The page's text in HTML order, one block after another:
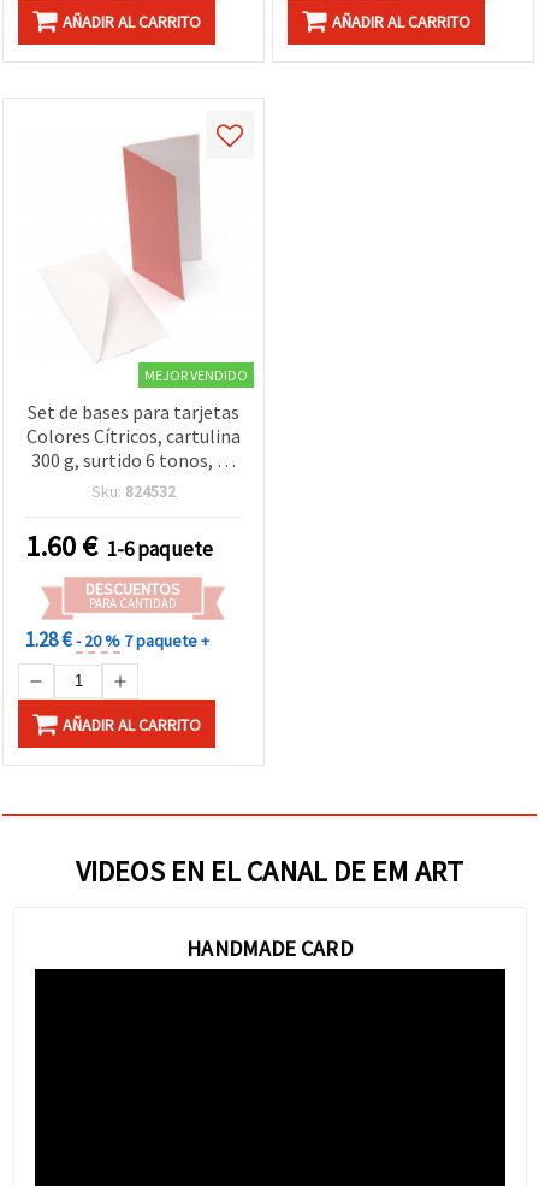
AÑADIR AL CARRITO AÑADIR AL CARRITO
MEJOR VENDIDO
Set de bases para tarjetas
Colores Cítricos, cartulina
300 g, surtido 6 tonos, 10
x 21 cm, con sobres
cm, 6 uds.
Sku: 824532
1.60€ 1-6 paquete
DESCUENTOS
PARA CANTIDAD
1.28 €- 20 % 7 paquete +
AÑADIR AL CARRITO
VIDEOS EN EL CANAL DE EM ART
HANDMADE CARD